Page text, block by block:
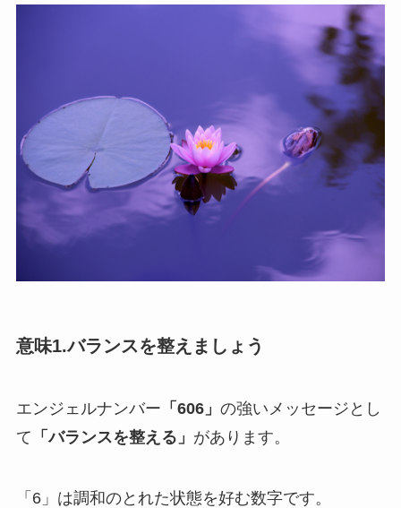
意味1.バランスを整えましょう
エンジェルナンバー 「606」 の強いメッセージとし
て 「バランスを整える」 があります。
「6」は調和のとれた状態を好む数字です。